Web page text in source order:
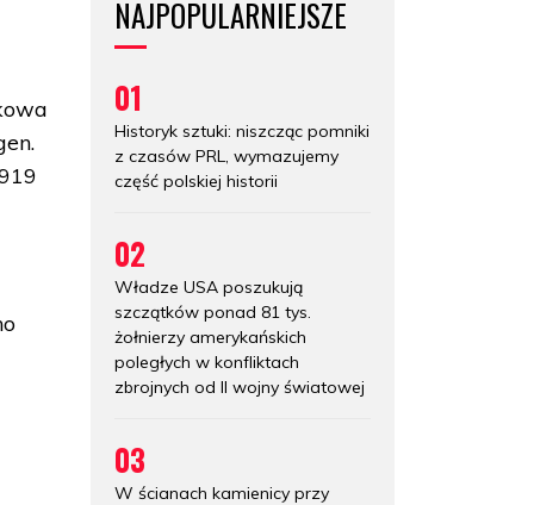
NAJPOPULARNIEJSZE
01
Historyk sztuki: niszcząc pomniki
z czasów PRL, wymazujemy
część polskiej historii
02
Władze USA poszukują
szczątków ponad 81 tys.
żołnierzy amerykańskich
poległych w konfliktach
zbrojnych od II wojny światowej
03
W ścianach kamienicy przy